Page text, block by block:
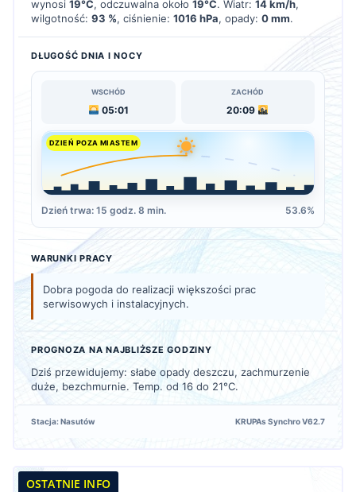
wynosi 19°C, odczuwalna około 19°C. Wiatr: 14 km/h,
wilgotność: 93 %, ciśnienie: 1016 hPa, opady: 0 mm.
DŁUGOŚĆ DNIA I NOCY
WSCHÓD
05:01
ZACHÓD
20:09
DZIEŃ POZA MIASTEM
Dzień trwa: 15 godz. 8 min. 53.6%
WARUNKI PRACY
Dobra pogoda do realizacji większości prac
serwisowych i instalacyjnych.
PROGNOZA NA NAJBLIŻSZE GODZINY
Dziś przewidujemy: słabe opady deszczu, zachmurzenie
duże, bezchmurnie. Temp. od 16 do 21°C.
Stacja: Nasutów KRUPAs Synchro V62.7
OSTATNIE INFO